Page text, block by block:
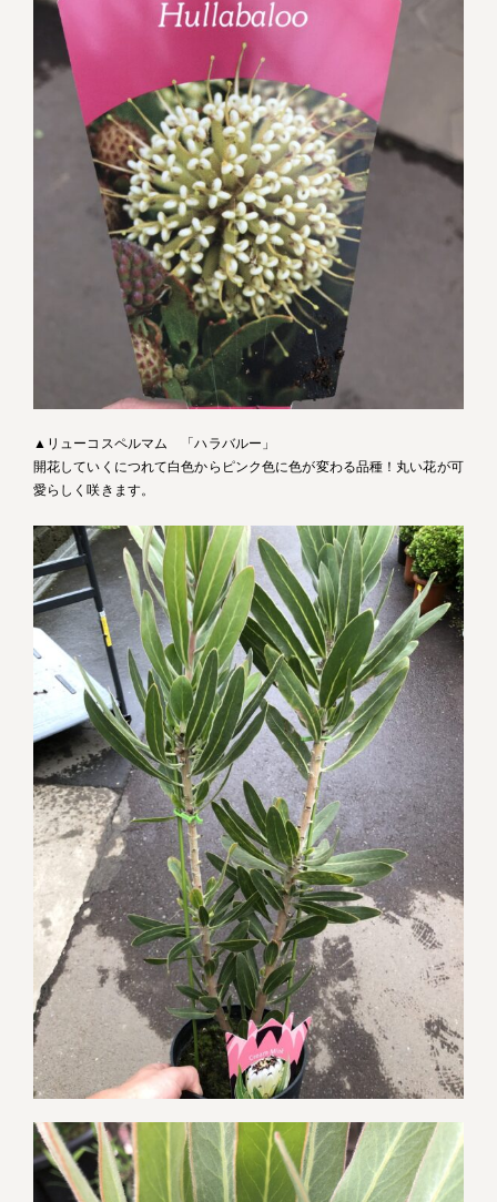
▲リューコスペルマム 「ハラバルー」
開花していくにつれて白色からピンク色に色が変わる品種！丸い花が可
愛らしく咲きます。